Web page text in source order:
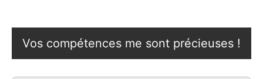
Vos compétences me sont précieuses !